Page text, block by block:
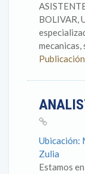
BOLIVAR,
mecanicas,
Ubicación:
Zulia
Estamos